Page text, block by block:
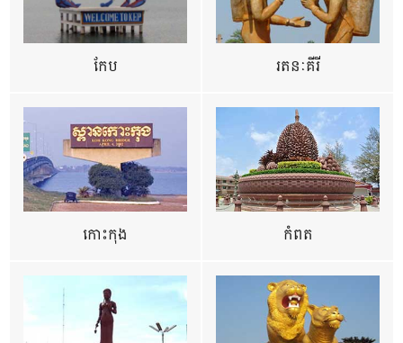
កែប រតនៈគីរី
កោះកុង កំពត